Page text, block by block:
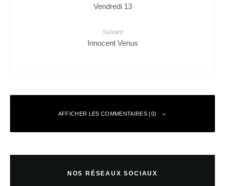
Vendredi 13
Suivant
Innocent Venus
AFFICHER LES COMMENTAIRES (0)
NOS RÉSEAUX SOCIAUX